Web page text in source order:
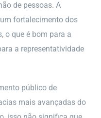
de pessoas. A
fortalecimento dos
o que é bom para a
a representatividade
público de
mais avançadas do